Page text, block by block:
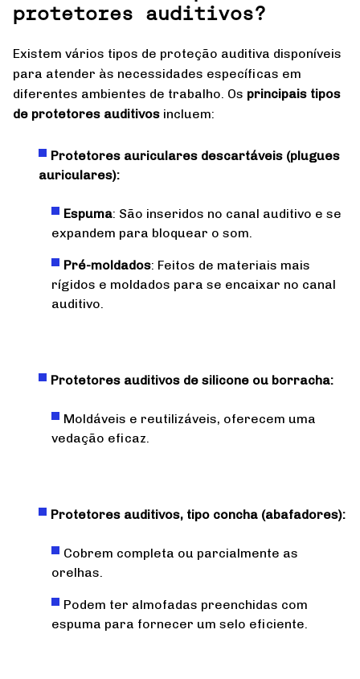
protetores auditivos?
Existem vários tipos de proteção auditiva disponíveis
para atender às necessidades específicas em
diferentes ambientes de trabalho. Os principais tipos
de protetores auditivos incluem:
Protetores auriculares descartáveis (plugues
auriculares):
Espuma: São inseridos no canal auditivo e se
expandem para bloquear o som.
Pré-moldados: Feitos de materiais mais
rígidos e moldados para se encaixar no canal
auditivo.
Protetores auditivos de silicone ou borracha:
Moldáveis e reutilizáveis, oferecem uma
vedação eficaz.
Protetores auditivos, tipo concha (abafadores):
Cobrem completa ou parcialmente as
orelhas.
Podem ter almofadas preenchidas com
espuma para fornecer um selo eficiente.